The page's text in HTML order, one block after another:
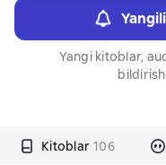
Yangi kitoblar,
Kitoblar 106